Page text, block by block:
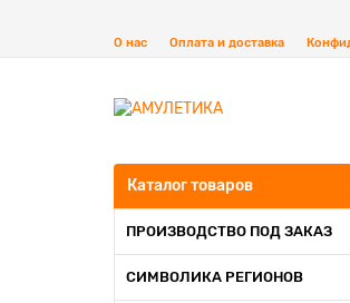
О нас
Оплата и доставка
Каталог товаров
ПРОИЗВОДСТВО ПОД ЗАКАЗ
СИМВОЛИКА РЕГИОНОВ